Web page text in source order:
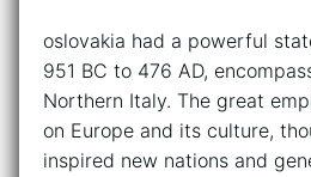
oslovakia had a powerful
951 BC to 476 AD,
Northern Italy. The great
on Europe and its culture,
inspired new nations and